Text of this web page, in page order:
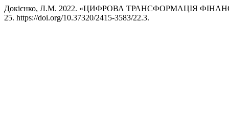
Докієнко, Л.М. 2022. «ЦИФРОВА ТРАНСФОРМАЦІЯ
25. https://doi.org/10.37320/2415-3583/22.3.